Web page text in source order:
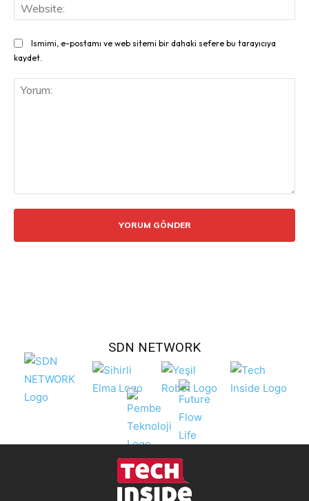
Ismimi, e-postamı ve web sitemi bir dahaki sefere bu tarayıcıya
kaydet.
SDN NETWORK